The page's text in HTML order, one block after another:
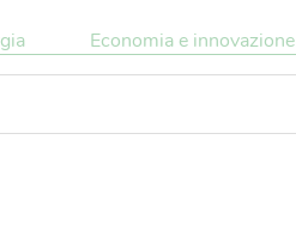
Economia e innovazione